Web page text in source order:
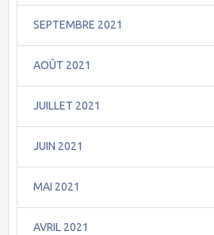
SEPTEMBRE 2021
AOÛT 2021
JUILLET 2021
JUIN 2021
MAI 2021
AVRIL 2021